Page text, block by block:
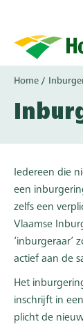
naar
inhoud
Kruimelpad
Home
Iedereen die
een
zelfs een
Vlaamse
‘inburgeraar’
actief aan de
Het
inschrijft in
plicht de